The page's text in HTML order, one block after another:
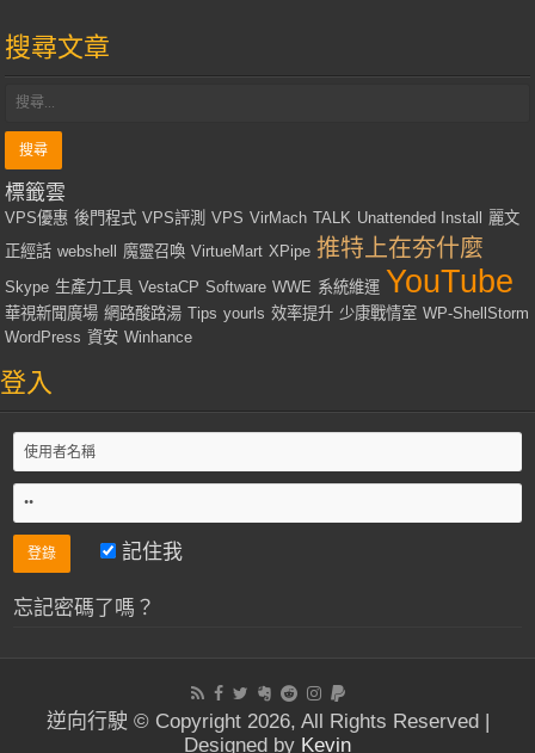
搜尋文章
標籤雲
VPS優惠 後門程式 VPS評測 VPS VirMach TALK Unattended Install
麗文
正經話 webshell 魔靈召喚 VirtueMart XPipe 推特上在夯什麼
Skype 生產力工具 VestaCP Software WWE 系統維運 YouTube
華視新聞廣場 網路酸路湯 Tips yourls 效率提升 少康戰情室 WP-ShellStorm
WordPress 資安 Winhance
登入
記住我
忘記密碼了嗎？
逆向行駛 © Copyright 2026, All Rights Reserved |
Designed by Kevin